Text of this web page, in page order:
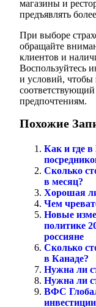
магазины и
предъявлять
При выборе
обращайте
клиентов и
Воспользуйтесь
и условий, чтобы
предпочтениям.
Похожие
Как и где в
Сколько
в месяц?
Хорошая
Чем
Новые
политике
россияне
Сколько
в Канаде?
Нужна ли
Нужна ли
ВФС